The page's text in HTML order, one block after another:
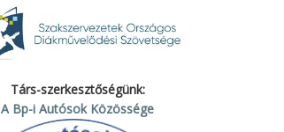
Társ-szerkesztőségünk:
A Bp-i Autósok Közössége